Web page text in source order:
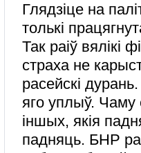
Глядзіце на
толькі
Так раіў вялікі
страха не
расейскі
яго уплыў. Чаму
іншых, якія
падняць. БНР